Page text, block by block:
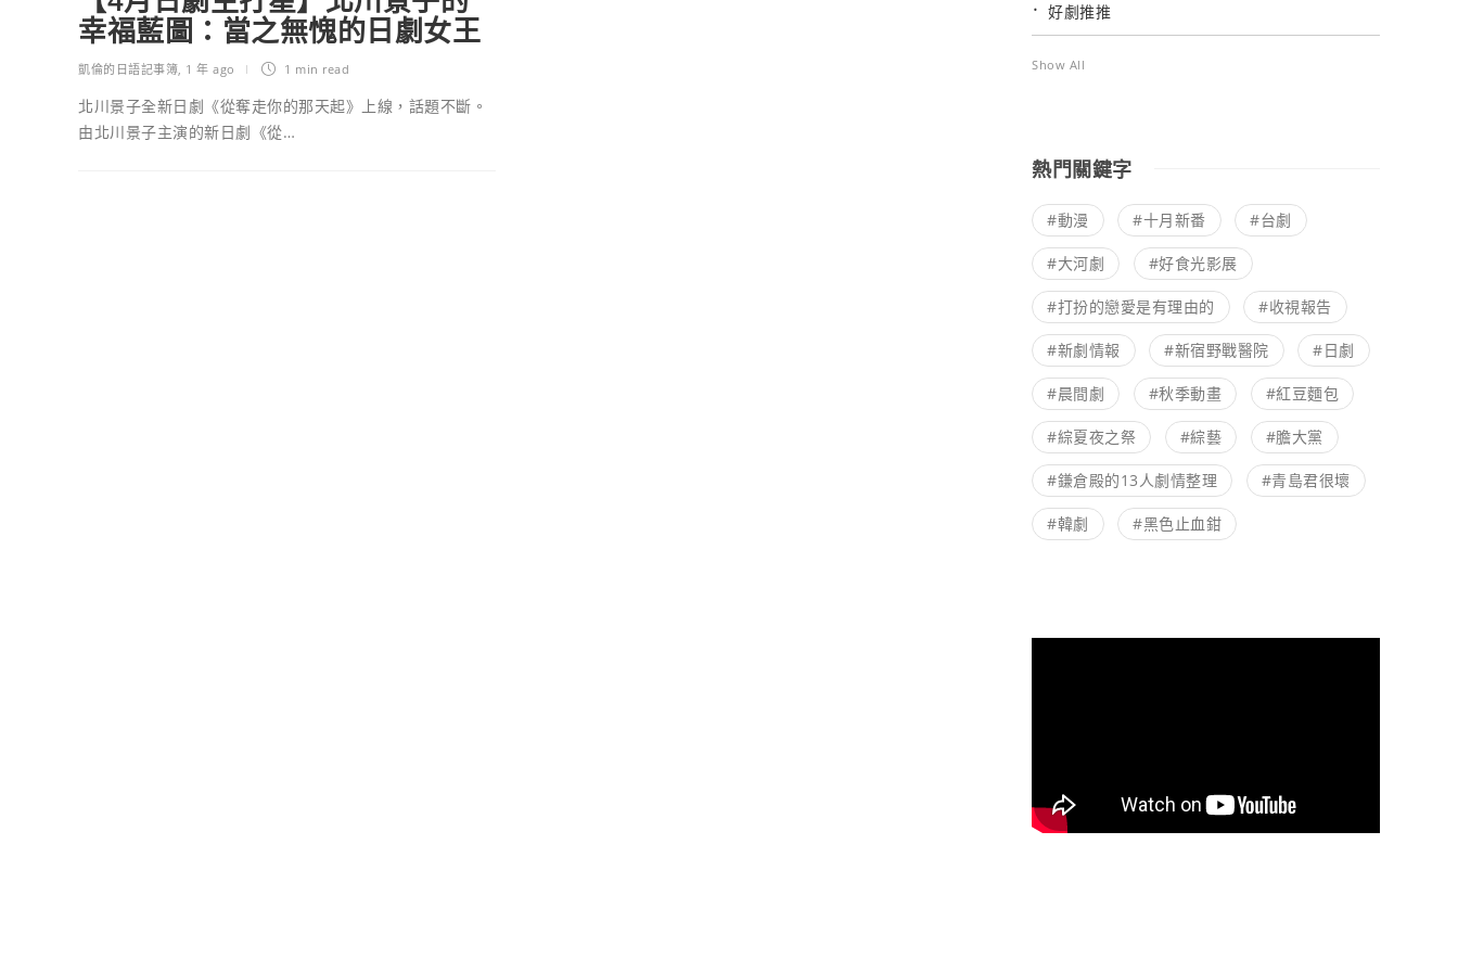
幸福藍圖：當之無愧的日劇女王
凱倫的日語記事簿, 1 年 ago 1 min read
北川景子全新日劇《從奪走你的那天起》上線，話題不斷。
由北川景子主演的新日劇《從…
好劇推推
Show All
熱門關鍵字
#動漫 #十月新番 #台劇
#大河劇 #好食光影展
#打扮的戀愛是有理由的 #收視報告
#新劇情報 #新宿野戰醫院 #日劇
#晨間劇 #秋季動畫 #紅豆麵包
#綜夏夜之祭 #綜藝 #膽大黨
#鎌倉殿的13人劇情整理 #青島君很壞
#韓劇 #黑色止血鉗